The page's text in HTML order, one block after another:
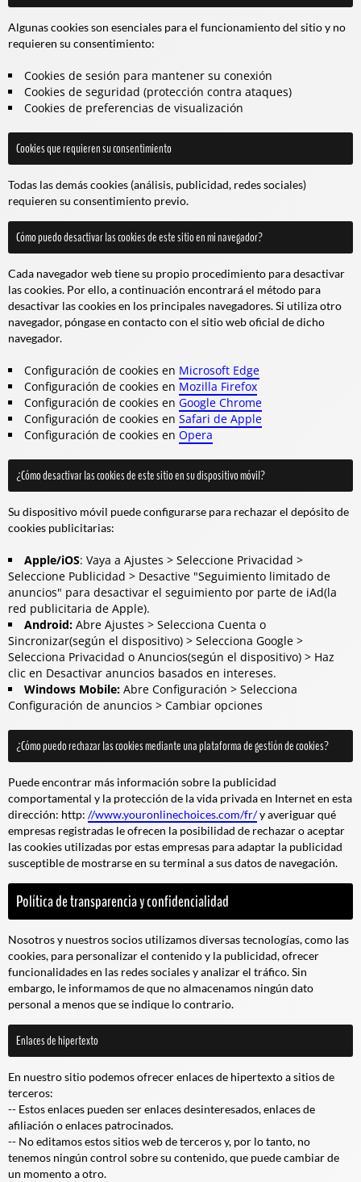
Algunas cookies son esenciales para el funcionamiento del sitio y no
requieren su consentimiento:
Cookies de sesión para mantener su conexión
Cookies de seguridad (protección contra ataques)
Cookies de preferencias de visualización
Cookies que requieren su consentimiento
Todas las demás cookies (análisis, publicidad, redes sociales)
requieren su consentimiento previo.
Cómo puedo desactivar las cookies de este sitio en mi navegador?
Cada navegador web tiene su propio procedimiento para desactivar
las cookies. Por ello, a continuación encontrará el método para
desactivar las cookies en los principales navegadores. Si utiliza otro
navegador, póngase en contacto con el sitio web oficial de dicho
navegador.
Configuración de cookies en Microsoft Edge
Configuración de cookies en Mozilla Firefox
Configuración de cookies en Google Chrome
Configuración de cookies en Safari de Apple
Configuración de cookies en Opera
¿Cómo desactivar las cookies de este sitio en su dispositivo móvil?
Su dispositivo móvil puede configurarse para rechazar el depósito de
cookies publicitarias:
Apple/iOS: Vaya a Ajustes > Seleccione Privacidad >
Seleccione Publicidad > Desactive "Seguimiento limitado de
anuncios" para desactivar el seguimiento por parte de iAd(la
red publicitaria de Apple).
Android: Abre Ajustes > Selecciona Cuenta o
Sincronizar(según el dispositivo) > Selecciona Google >
Selecciona Privacidad o Anuncios(según el dispositivo) > Haz
clic en Desactivar anuncios basados en intereses.
Windows Mobile: Abre Configuración > Selecciona
Configuración de anuncios > Cambiar opciones
¿Cómo puedo rechazar las cookies mediante una plataforma de gestión de cookies?
Puede encontrar más información sobre la publicidad
comportamental y la protección de la vida privada en Internet en esta
dirección: http: //www.youronlinechoices.com/fr/y averiguar qué
empresas registradas le ofrecen la posibilidad de rechazar o aceptar
las cookies utilizadas por estas empresas para adaptar la publicidad
susceptible de mostrarse en su terminal a sus datos de navegación.
Política de transparencia y confidencialidad
Nosotros y nuestros socios utilizamos diversas tecnologías, como las
cookies, para personalizar el contenido y la publicidad, ofrecer
funcionalidades en las redes sociales y analizar el tráfico. Sin
embargo, le informamos de que no almacenamos ningún dato
personal a menos que se indique lo contrario.
Enlaces de hipertexto
En nuestro sitio podemos ofrecer enlaces de hipertexto a sitios de
terceros:
-- Estos enlaces pueden ser enlaces desinteresados, enlaces de
afiliación o enlaces patrocinados.
-- No editamos estos sitios web de terceros y, por lo tanto, no
tenemos ningún control sobre su contenido, que puede cambiar de
un momento a otro.